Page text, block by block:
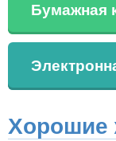
Бумажная
Хорошие